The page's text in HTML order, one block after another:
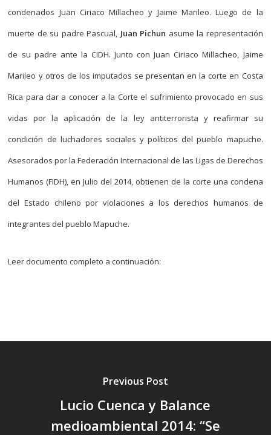
condenados Juan Ciriaco Millacheo y Jaime Marileo. Luego de la
muerte de su padre Pascual, Juan Pichun asume la representación
de su padre ante la CIDH. Junto con Juan Ciriaco Millacheo, Jaime
Marileo y otros de los imputados se presentan en la corte en Costa
Rica para dar a conocer a la Corte el sufrimiento provocado en sus
vidas por la aplicación de la ley antiterrorista y reafirmar su
condición de luchadores sociales y políticos del pueblo mapuche.
Asesorados por la Federación Internacional de las Ligas de Derechos
Humanos (FIDH), en Julio del 2014, obtienen de la corte una condena
del Estado chileno por violaciones a los derechos humanos de
integrantes del pueblo Mapuche.
Leer documento completo a continuación:
Previous Post
Lucio Cuenca y Balance
medioambiental 2014: “Se